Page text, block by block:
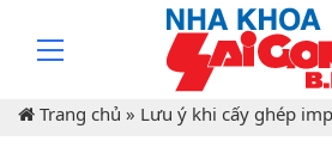
Trang chủ » Lưu ý khi cấy ghép